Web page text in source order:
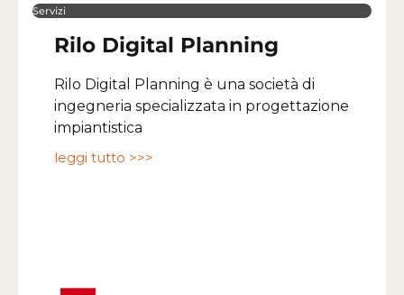
Servizi
Rilo Digital Planning
Rilo Digital Planning è una società di
ingegneria specializzata in progettazione
impiantistica
leggi tutto >>>